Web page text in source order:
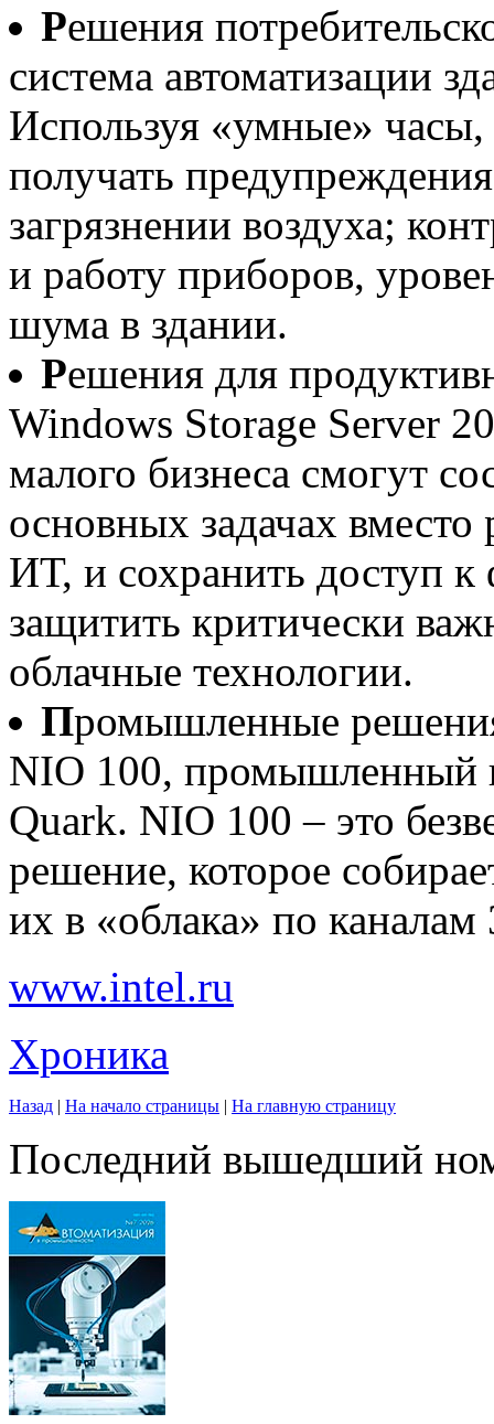
Решения
система автоматизации
Используя «умные»
получать
загрязнении воздуха;
и работу приборов,
шума в здании.
Решения для
Windows Storage Server
малого бизнеса смогут
основных задачах
ИТ, и сохранить доступ
защитить критически
облачные технологии.
Промышленные
NIO 100, промышленный
Quark. NIO 100 – это
решение, которое
их в «облака» по
www.intel.ru
Хроника
Назад | На начало страницы | На главную страницу
Последний вышедший